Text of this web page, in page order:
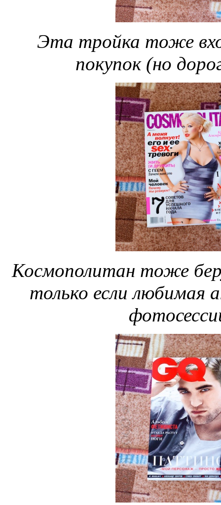
Эта тройка тоже
покупок (но
Космополитан тоже
только если любимая